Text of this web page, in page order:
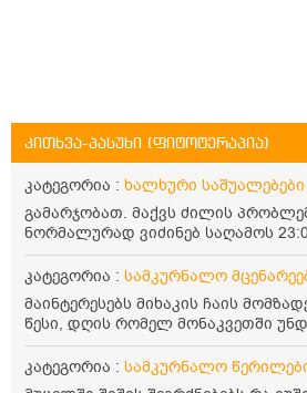
კითხვა-პასუხი (ფიტოტერაპია)
კატეგორია : ხალხური საშუალებები
გამარჯობათ. მაქვს ძილის
ნორმალურად ვიძინებ საღამოს
ან 04:00 საათზე მეღვიძება და მერე
ვერაფრით.რამე ხალხური
პრობლემის მოსაგვარებლად
კატეგორია : სამკურნალო
მაინტერესებს მიხაკის ჩაის
წესი, დღის რომელ მონაკვეთში
არის სასარგებლო და უკუჩვენება
კატეგორია : სამკურნალო